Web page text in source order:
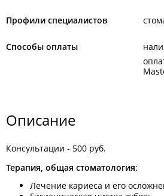
Профили специалистов
Способы оплаты
Описание
Консультации - 500 руб.
Терапия, общая стоматология:
Лечение кариеса и его